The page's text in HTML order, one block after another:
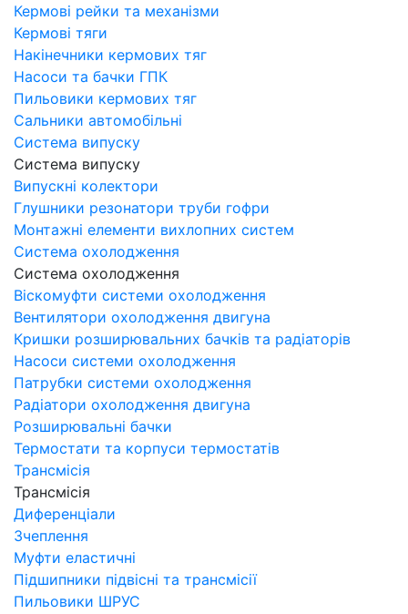
Кермові рейки та механізми
Кермові тяги
Накінечники кермових тяг
Насоси та бачки ГПК
Пильовики кермових тяг
Сальники автомобільні
Система випуску
Система випуску
Випускні колектори
Глушники резонатори труби гофри
Монтажні елементи вихлопних систем
Система охолодження
Система охолодження
Віскомуфти системи охолодження
Вентилятори охолодження двигуна
Кришки розширювальних бачків та радіаторів
Насоси системи охолодження
Патрубки системи охолодження
Радіатори охолодження двигуна
Розширювальні бачки
Термостати та корпуси термостатів
Трансмісія
Трансмісія
Диференціали
Зчеплення
Муфти еластичні
Підшипники підвісні та трансмісії
Пильовики ШРУС